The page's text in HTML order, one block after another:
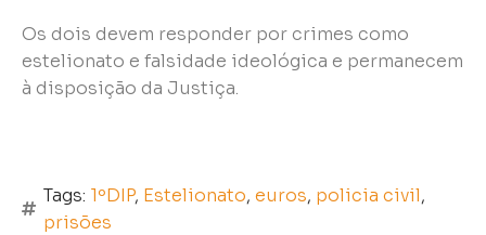
Os dois devem responder por crimes como
estelionato e falsidade ideológica e permanecem
à disposição da Justiça.
Tags: 1ºDIP, Estelionato, euros, policia civil,
prisões